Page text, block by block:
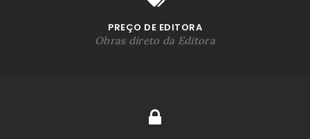
PREÇO DE EDITORA
Obras direto da Editora